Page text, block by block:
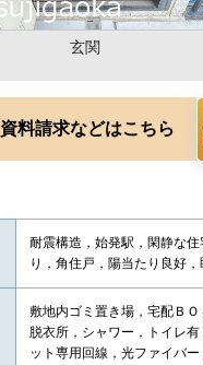
玄関
資料請求などはこちら
耐震構造，始発駅，閑静な
り，角住戸，陽当たり良好
敷地内ゴミ置き場，宅配Ｂ
脱衣所，シャワー，トイレ
ット専用回線，光ファイバ